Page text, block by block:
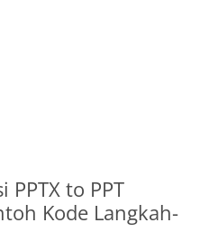
PPTX to PPT
Kode Langkah-